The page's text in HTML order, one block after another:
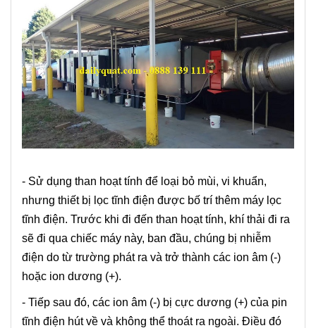
- Sử dụng than hoạt tính để loại bỏ mùi, vi khuẩn,
nhưng thiết bị lọc tĩnh điện được bố trí thêm máy lọc
tĩnh điện. Trước khi đi đến than hoạt tính, khí thải đi ra
sẽ đi qua chiếc máy này, ban đầu, chúng bị nhiễm
điện do từ trường phát ra và trở thành các ion âm (-)
hoặc ion dương (+).
- Tiếp sau đó, các ion âm (-) bị cực dương (+) của pin
tĩnh điện hút về và không thể thoát ra ngoài. Điều đó